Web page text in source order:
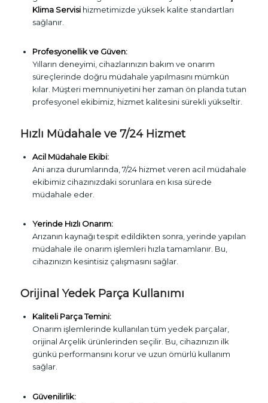
Klima Servisihizmetimizde yüksek kalite standartları
sağlanır.
Profesyonellik ve Güven:
Yılların deneyimi, cihazlarınızın bakım ve onarım
süreçlerinde doğru müdahale yapılmasını mümkün
kılar. Müşteri memnuniyetini her zaman ön planda tutan
profesyonel ekibimiz, hizmet kalitesini sürekli yükseltir.
Hızlı Müdahale ve 7/24 Hizmet
Acil Müdahale Ekibi:
Ani arıza durumlarında, 7/24 hizmet veren acil müdahale
ekibimiz cihazınızdaki sorunlara en kısa sürede
müdahale eder.
Yerinde Hızlı Onarım:
Arızanın kaynağı tespit edildikten sonra, yerinde yapılan
müdahale ile onarım işlemleri hızla tamamlanır. Bu,
cihazınızın kesintisiz çalışmasını sağlar.
Orijinal Yedek Parça Kullanımı
Kaliteli Parça Temini:
Onarım işlemlerinde kullanılan tüm yedek parçalar,
orijinal Arçelik ürünlerinden seçilir. Bu, cihazınızın ilk
günkü performansını korur ve uzun ömürlü kullanım
sağlar.
Güvenilirlik: